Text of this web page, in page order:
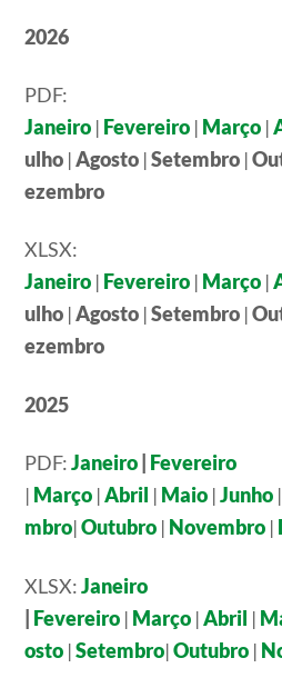
2026
PDF:
Janeiro | Fevereiro | Março |
ulho | Agosto |Setembro |
ezembro
XLSX:
Janeiro | Fevereiro | Março |
ulho | Agosto |Setembro |
ezembro
2025
PDF:Janeiro Fevereiro
| Março |Abril | Maio | Junho
mbro|Outubro | Novembro |
XLSX:Janeiro
| Fevereiro | Março |Abril |
osto |Setembro|Outubro |